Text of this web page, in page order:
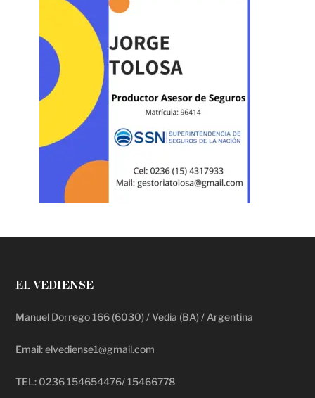
EL VEDIENSE
Manuel Dorrego 166 (6030) / Vedia (BA) / Argentina
Email: elvediense1@gmail.com
TEL: 0236 154654476/ 15466778